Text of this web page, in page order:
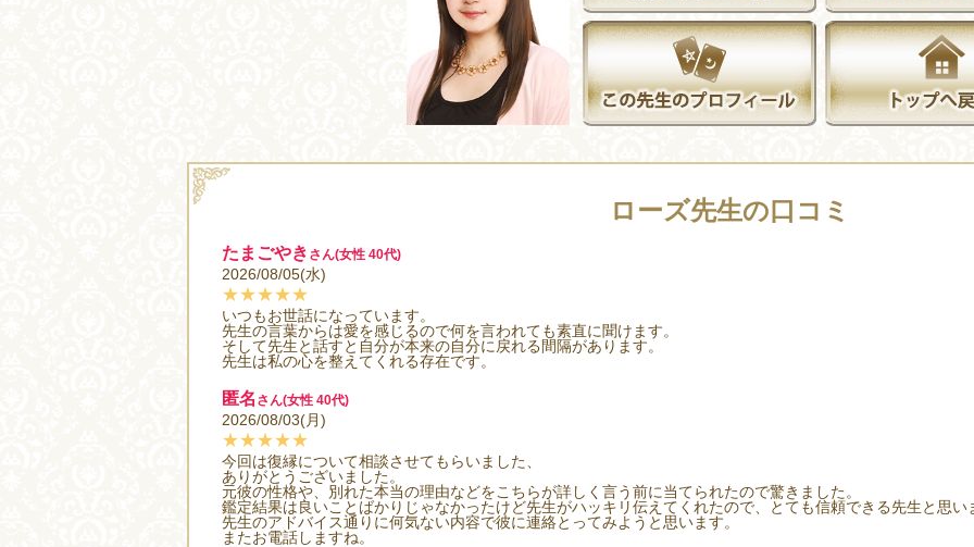
ローズ先生の口コミ
たまごやき さん(女性 40代)
2026/08/05(水)
★★★★★
いつもお世話になっています。
先生の言葉からは愛を感じるので何を言われても素直に聞けます。
そして先生と話すと自分が本来の自分に戻れる間隔があります。
先生は私の心を整えてくれる存在です。
匿名 さん(女性 40代)
2026/08/03(月)
★★★★★
今回は復縁について相談させてもらいました、
ありがとうございました。
元彼の性格や、別れた本当の理由などをこちらが詳しく言う前に当てられたので驚きました。
鑑定結果は良いことばかりじゃなかったけど先生がハッキリ伝えてくれたので、とても信頼できる先生と思い
先生のアドバイス通りに何気ない内容で彼に連絡とってみようと思います。
またお電話しますね。